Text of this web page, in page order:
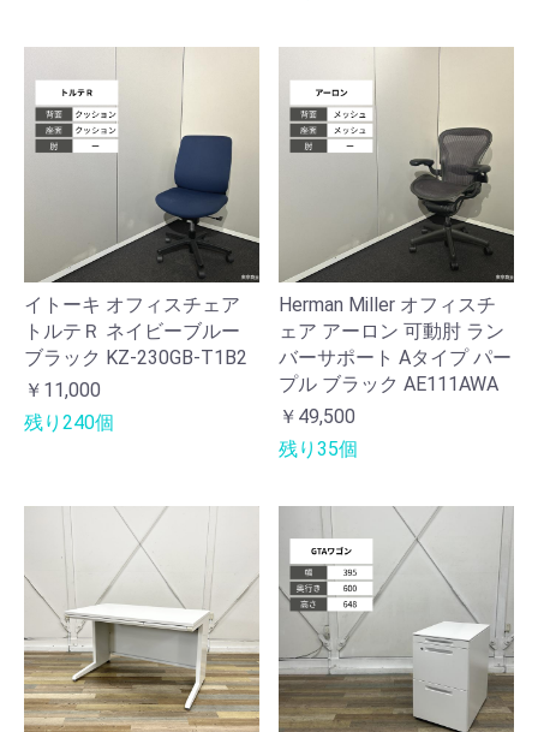
イトーキ オフィスチェア
トルテＲ ネイビーブルー
ブラック KZ-230GB-T1B2
￥11,000
残り240個
Herman Miller オフィスチ
ェア アーロン 可動肘 ラン
バーサポート Aタイプ パー
プル ブラック AE111AWA
￥49,500
残り35個